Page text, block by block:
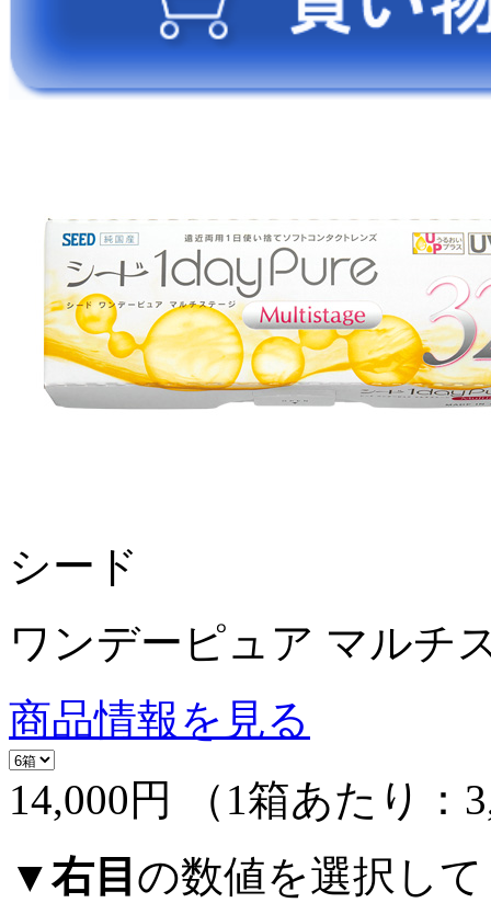
シード
ワンデーピュア マルチ
商品情報を見る
14,000円
（1箱あたり：
▼右目 の数値を選択し